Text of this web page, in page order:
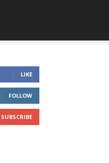
LIKE
FOLLOW
SUBSCRIBE